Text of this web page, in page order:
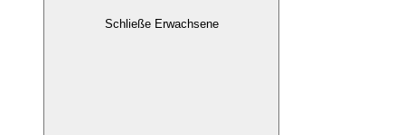
Schließe Erwachsene